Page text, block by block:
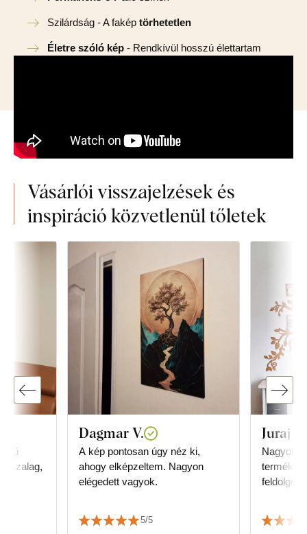
Szilárdság - A fakép törhetetlen
Életre szóló kép - Rendkívül hosszú élettartam
Vásárlói visszajelzések és
inspiráció közvetlenül tőletek
szalag,
Dagmar V.
A kép pontosan úgy néz ki,
ahogy elképzeltem. Nagyon
elégedett vagyok.
5/5
Juraj G.
Nagyon
Juraj